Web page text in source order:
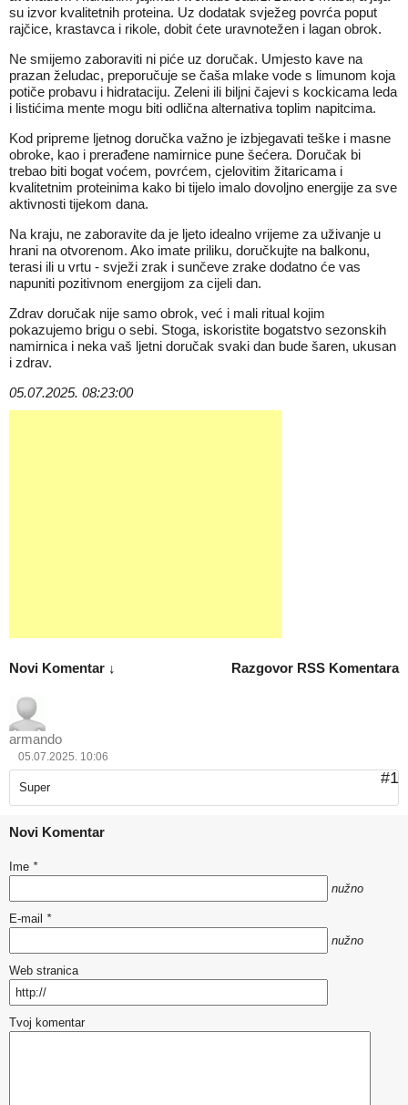
su izvor kvalitetnih proteina. Uz dodatak svježeg povrća poput
rajčice, krastavca i rikole, dobit ćete uravnotežen i lagan obrok.
Ne smijemo zaboraviti ni piće uz doručak. Umjesto kave na
prazan želudac, preporučuje se čaša mlake vode s limunom koja
potiče probavu i hidrataciju. Zeleni ili biljni čajevi s kockicama leda
i listićima mente mogu biti odlična alternativa toplim napitcima.
Kod pripreme ljetnog doručka važno je izbjegavati teške i masne
obroke, kao i prerađene namirnice pune šećera. Doručak bi
trebao biti bogat voćem, povrćem, cjelovitim žitaricama i
kvalitetnim proteinima kako bi tijelo imalo dovoljno energije za sve
aktivnosti tijekom dana.
Na kraju, ne zaboravite da je ljeto idealno vrijeme za uživanje u
hrani na otvorenom. Ako imate priliku, doručkujte na balkonu,
terasi ili u vrtu - svježi zrak i sunčeve zrake dodatno će vas
napuniti pozitivnom energijom za cijeli dan.
Zdrav doručak nije samo obrok, već i mali ritual kojim
pokazujemo brigu o sebi. Stoga, iskoristite bogatstvo sezonskih
namirnica i neka vaš ljetni doručak svaki dan bude šaren, ukusan
i zdrav.
05.07.2025. 08:23:00
Razgovor RSS Komentara
Novi Komentar ↓
armando
05.07.2025. 10:06
#1
Super
Novi Komentar
Ime *
nužno
E-mail *
nužno
Web stranica
Tvoj komentar